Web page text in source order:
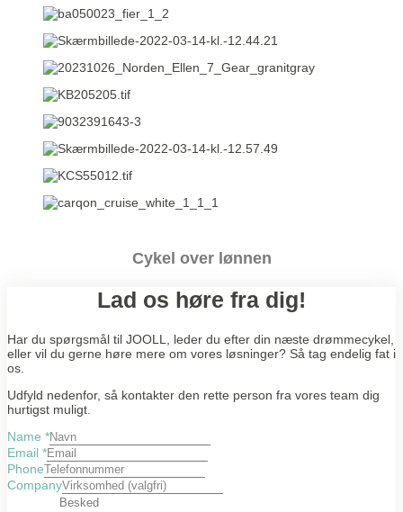
Cykel over lønnen
Lad os høre fra dig!
Har du spørgsmål til JOOLL, leder du efter din næste drømmecykel,
eller vil du gerne høre mere om vores løsninger? Så tag endelig fat i
os.
Udfyld nedenfor, så kontakter den rette person fra vores team dig
hurtigst muligt.
Name *
Email *
Phone
Company